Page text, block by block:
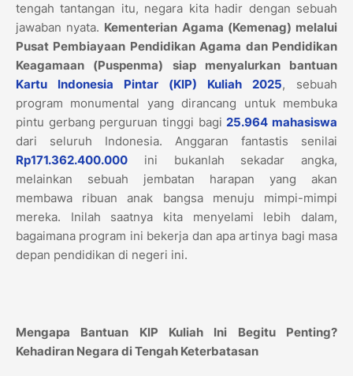
tengah tantangan itu, negara kita hadir dengan sebuah
jawaban nyata. Kementerian Agama (Kemenag) melalui
Pusat Pembiayaan Pendidikan Agama dan Pendidikan
Keagamaan (Puspenma) siap menyalurkan bantuan
Kartu Indonesia Pintar (KIP) Kuliah 2025, sebuah
program monumental yang dirancang untuk membuka
pintu gerbang perguruan tinggi bagi25.964 mahasiswa
dari seluruh Indonesia. Anggaran fantastis senilai
Rp171.362.400.000 ini bukanlah sekadar angka,
melainkan sebuah jembatan harapan yang akan
membawa ribuan anak bangsa menuju mimpi-mimpi
mereka. Inilah saatnya kita menyelami lebih dalam,
bagaimana program ini bekerja dan apa artinya bagi masa
depan pendidikan di negeri ini.
Mengapa Bantuan KIP Kuliah Ini Begitu Penting?
Kehadiran Negara di Tengah Keterbatasan